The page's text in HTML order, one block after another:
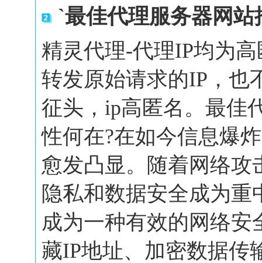
`最佳代理服务器网
精灵代理-代理IP均为
转发原始请求的IP，也
征头，ip高匿名。最佳
性何在?在如今信息爆
愈发凸显。随着网络攻
隐私和数据安全成为
成为一种有效的网络
藏IP地址、加密数据传